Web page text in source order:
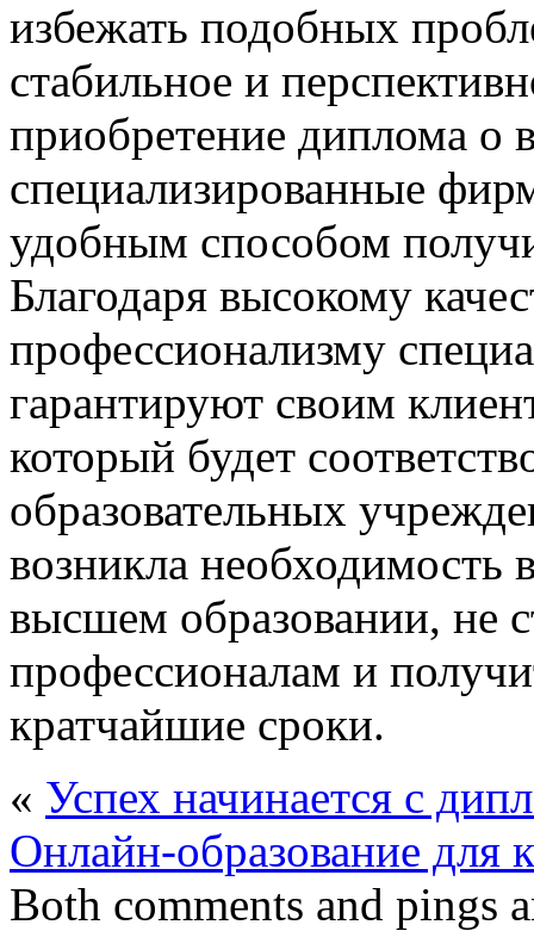
избежать подобных
стабильное и
приобретение диплома о
специализированные
удобным способом
Благодаря высокому
профессионализму
гарантируют своим
который будет
образовательных
возникла необходимость
высшем образовании, не
профессионалам и
кратчайшие сроки.
« Успех начинается с
Онлайн-образование для
Both comments and pings